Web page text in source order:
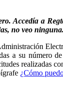
Accedía a
no veo ninguna.
a su número
realizadas
¿Cómo